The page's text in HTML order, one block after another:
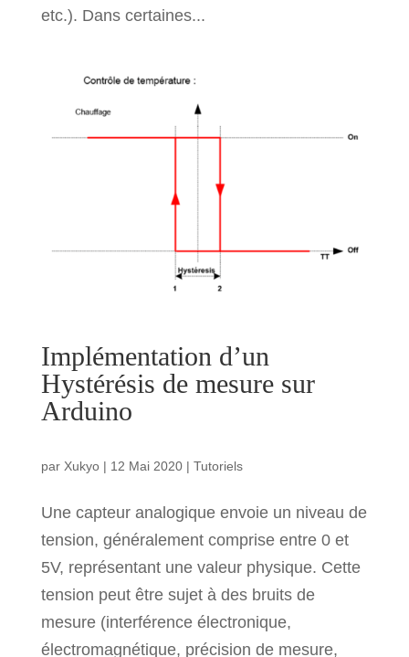
etc.). Dans certaines...
Implémentation d’un
Hystérésis de mesure sur
Arduino
par Xukyo| 12 Mai 2020| Tutoriels
Une capteur analogique envoie un niveau de
tension, généralement comprise entre 0 et
5V, représentant une valeur physique. Cette
tension peut être sujet à des bruits de
mesure (interférence électronique,
électromagnétique, précision de mesure,